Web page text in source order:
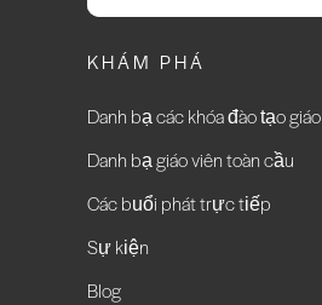
KHÁM PHÁ
Danh bạ các khóa đào tạo
Danh bạ giáo viên toàn cầu
Các buổi phát trực tiếp
Sự kiện
Blog